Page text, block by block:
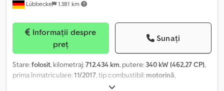
Lübbecke 1.381 km
preț
Sunați
Stare:folosit, kilometraj:712.434 km, putere: 340 kW (462,27 CP),
prima înmatriculare:11/2017, tip combustibil: motorină,
, combustibil:motorină